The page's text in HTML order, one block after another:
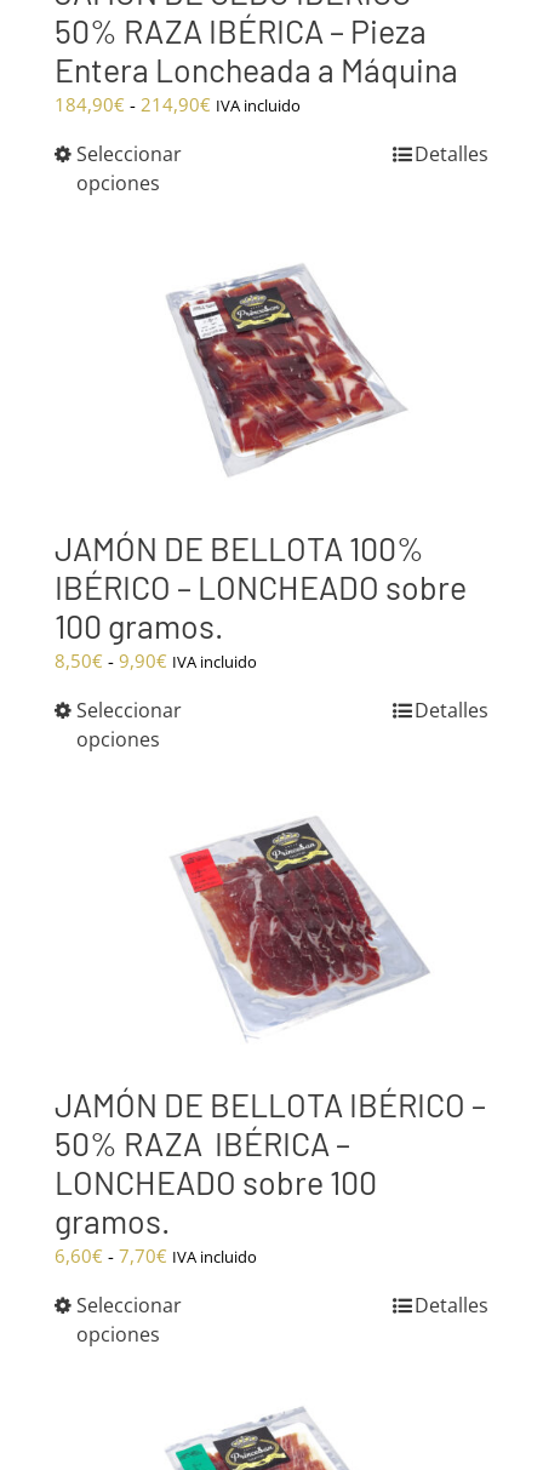
50% RAZA IBÉRICA – Pieza
Entera Loncheada a Máquina
184,90€ - 214,90€ Rango
214,90€
IVA incluido
Seleccionar
opciones
Detalles
JAMÓN DE BELLOTA 100%
IBÉRICO – LONCHEADO sobre
100 gramos.
8,50€ - 9,90€ Rango
precios:
9,90€
IVA incluido
Seleccionar
opciones
Detalles
JAMÓN DE BELLOTA IBÉRICO –
50% RAZA IBÉRICA –
LONCHEADO sobre 100
gramos.
6,60€ - 7,70€ Rango
precios:
7,70€
IVA incluido
Seleccionar
opciones
Detalles